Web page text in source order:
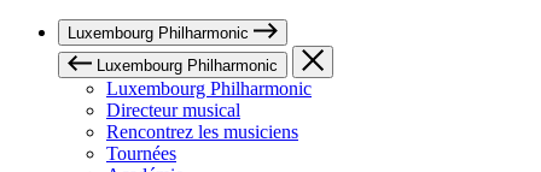
Luxembourg Philharmonic
Luxembourg Philharmonic
Luxembourg Philharmonic
Directeur musical
Rencontrez les musiciens
Tournées